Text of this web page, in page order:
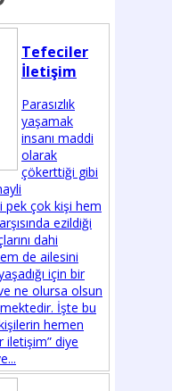
Tefeciler
İletişim
Parasızlık
yaşamak
insanı maddi
olarak
çökerttiği gibi
pek çok kişi hem
ezildiği
dahi
de ailesini
için bir
ne olursa olsun
İşte bu
hemen
iletişim” diye